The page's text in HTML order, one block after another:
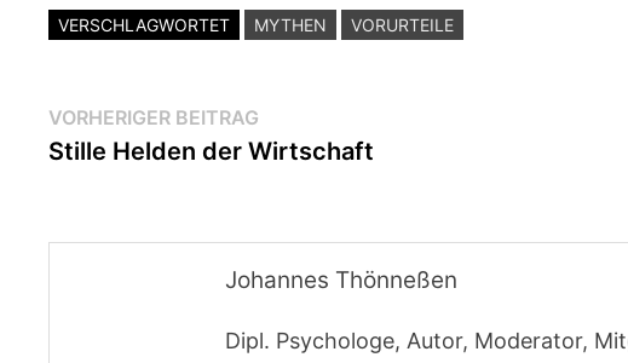
VERSCHLAGWORTET MYTHEN VORURTEILE
Beitragsnavigation
VORHERIGER BEITRAG
Beitrag:
Stille Helden der Wirtschaft
Johannes Thönneßen
Dipl. Psychologe, Autor, Moderator,